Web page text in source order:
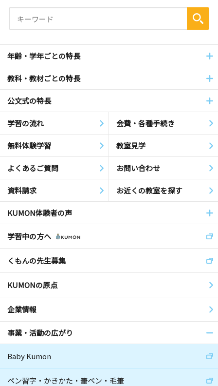
年齢・学年ごとの特長
教科・教材ごとの特長
公文式の特長
学習の流れ 会費・各種手続き
無料体験学習 教室見学
よくあるご質問 お問い合わせ
資料請求 お近くの教室を探す
KUMON体験者の声
学習中の方へ
くもんの先生募集
KUMONの原点
企業情報
事業・活動の広がり
Baby Kumon
ペン習字・かきかた・筆ペン・毛筆